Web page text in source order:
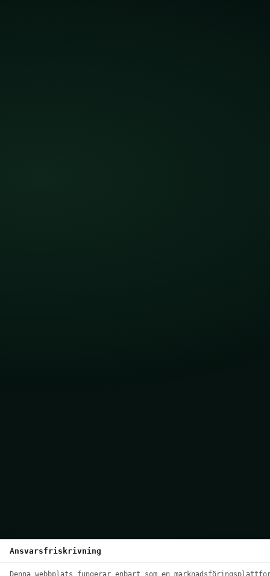
Ansvarsfriskrivning
Denna webbplats fungerar enbart som en